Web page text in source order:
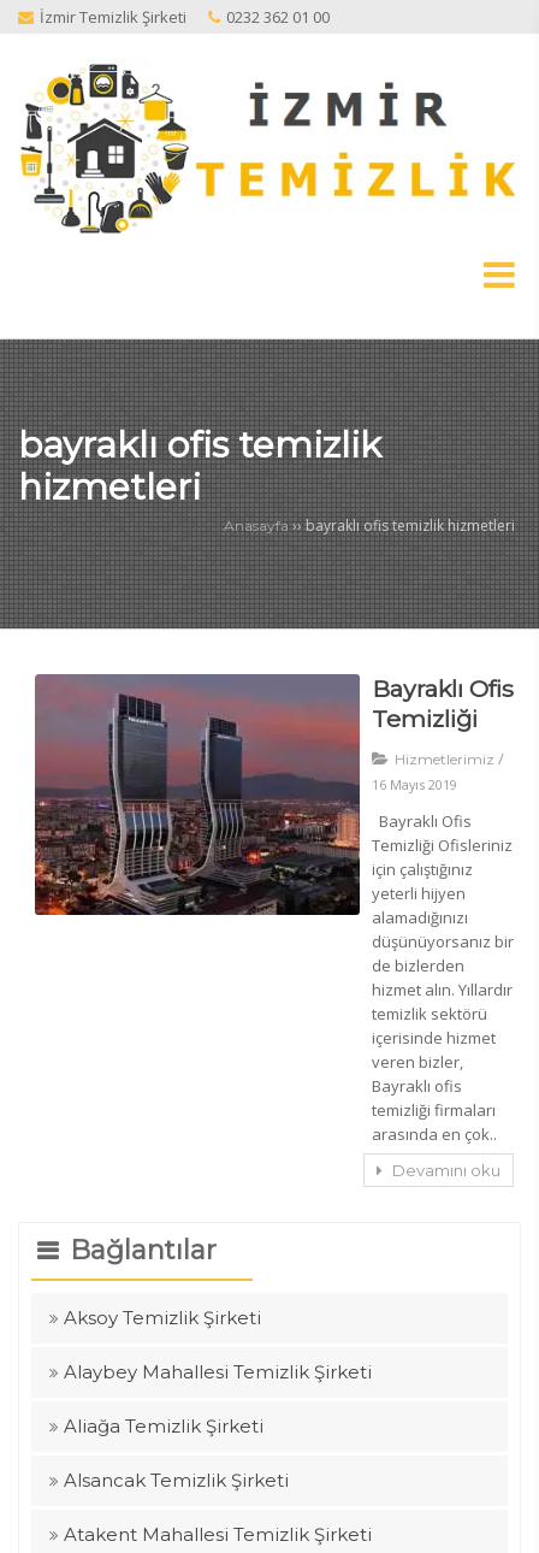
İzmir Temizlik Şirketi 0232 362 01 00
bayraklı ofis temizlik
hizmetleri
Anasayfa ››bayraklı ofis temizlik hizmetleri
Bayraklı Ofis
Temizliği
Hizmetlerimiz /
16 Mayıs 2019
Bayraklı Ofis
Temizliği Ofisleriniz
için çalıştığınız
yeterli hijyen
alamadığınızı
düşünüyorsanız bir
de bizlerden
hizmet alın. Yıllardır
temizlik sektörü
içerisinde hizmet
veren bizler,
Bayraklı ofis
temizliği firmaları
arasında en çok..
Devamını oku
Bağlantılar
Aksoy Temizlik Şirketi
Alaybey Mahallesi Temizlik Şirketi
Aliağa Temizlik Şirketi
Alsancak Temizlik Şirketi
Atakent Mahallesi Temizlik Şirketi